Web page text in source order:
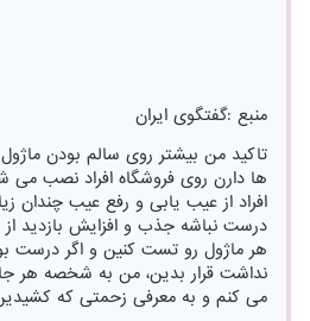
منبع :گفتگوی ایران
تاکید من بیشتر روی سالم بودن
ها دارن روی فروشگاه افراد نصب می
افراد از عیب یابی و رفع عیب چندان
درست نباشه جذب و افزایش بازدید از
هر ماژول رو تست کنین و اگر درست
نداشت قرار بدین، من به شخصه هر جا
می کنم و به معرفی زحمتی که